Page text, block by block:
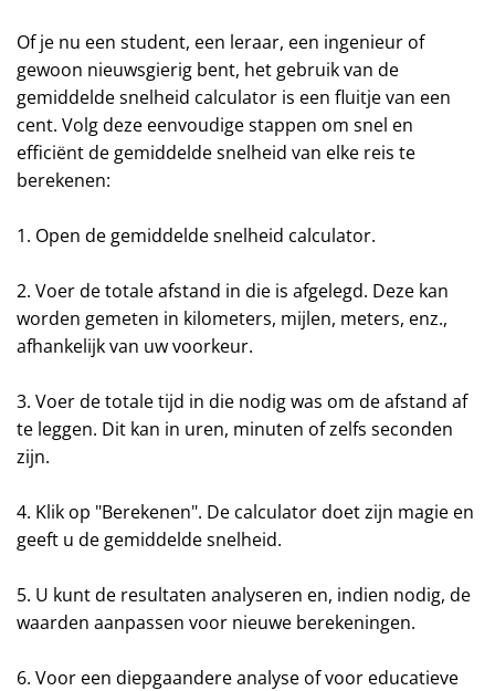
Of je nu een student, een leraar, een ingenieur of
gewoon nieuwsgierig bent, het gebruik van de
gemiddelde snelheid calculator is een fluitje van een
cent. Volg deze eenvoudige stappen om snel en
efficiënt de gemiddelde snelheid van elke reis te
berekenen:
1. Open de gemiddelde snelheid calculator.
2. Voer de totale afstand in die is afgelegd. Deze kan
worden gemeten in kilometers, mijlen, meters, enz.,
afhankelijk van uw voorkeur.
3. Voer de totale tijd in die nodig was om de afstand af
te leggen. Dit kan in uren, minuten of zelfs seconden
zijn.
4. Klik op "Berekenen". De calculator doet zijn magie en
geeft u de gemiddelde snelheid.
5. U kunt de resultaten analyseren en, indien nodig, de
waarden aanpassen voor nieuwe berekeningen.
6. Voor een diepgaandere analyse of voor educatieve